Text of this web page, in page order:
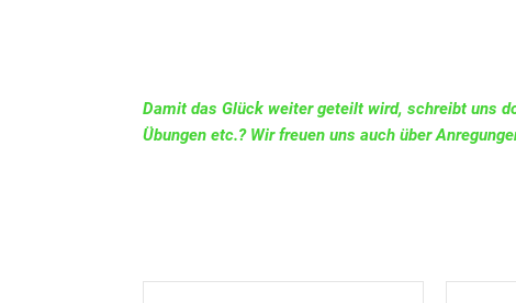
Damit das Glück weiter geteilt wird, schreibt uns
Übungen etc.? Wir freuen uns auch über